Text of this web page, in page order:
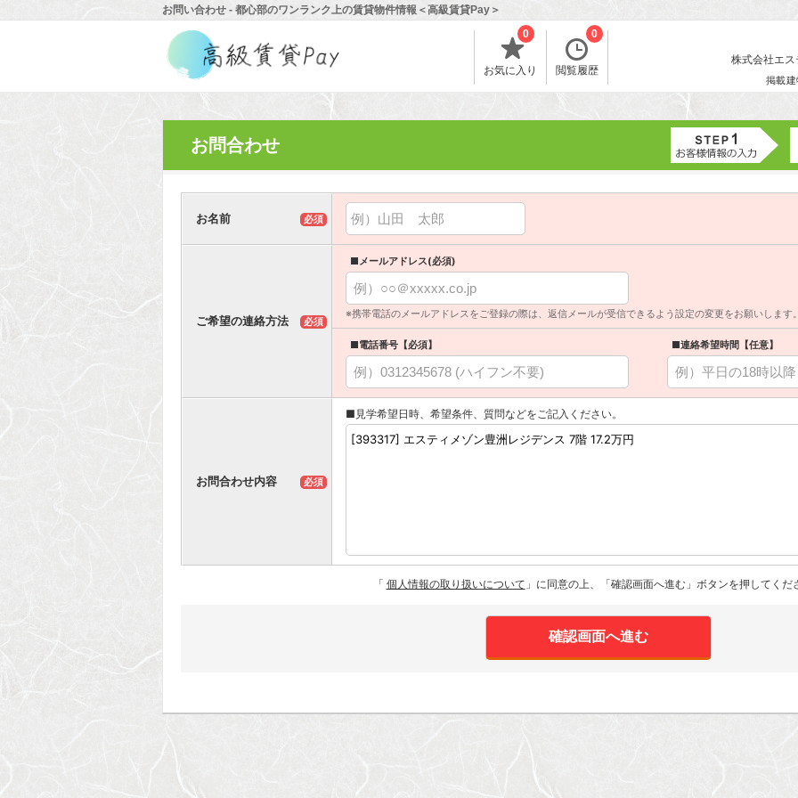
お問い合わせ - 都心部のワンランク上の賃貸物件情報＜高級賃貸Pay＞
お気に入り
0
閲覧履歴
0
株式会社エ
掲載
お問合わせ
お名前 必須
ご希望の連絡方法 必須
■メールアドレス(必須)
※携帯電話のメールアドレスをご登録の際は、返信メールが受信できるよう設定の変更をお願いします
■電話番号【必須】 ■連絡希望時間【任意】
お問合わせ内容 必須
■見学希望日時、希望条件、質問などをご記入ください。
「 個人情報の取り扱いについて 」に同意の上、「確認画面へ進む」ボタンを押してくだ